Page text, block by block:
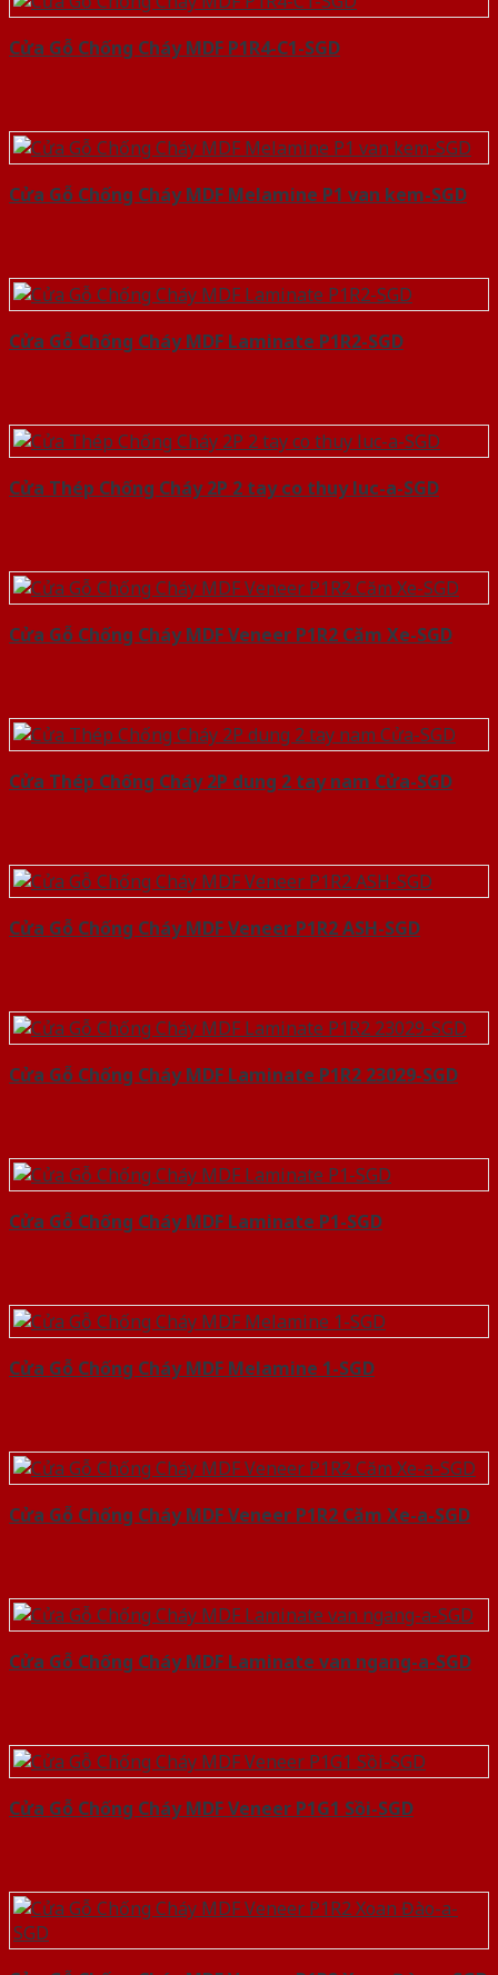
Cửa Gỗ Chống Cháy MDF P1R4-C1-SGD
Cửa Gỗ Chống Cháy MDF Melamine P1 van kem-SGD
Cửa Gỗ Chống Cháy MDF Laminate P1R2-SGD
Cửa Thép Chống Cháy 2P 2 tay co thuy luc-a-SGD
Cửa Gỗ Chống Cháy MDF Veneer P1R2 Căm Xe-SGD
Cửa Thép Chống Cháy 2P dung 2 tay nam Cửa-SGD
Cửa Gỗ Chống Cháy MDF Veneer P1R2 ASH-SGD
Cửa Gỗ Chống Cháy MDF Laminate P1R2 23029-SGD
Cửa Gỗ Chống Cháy MDF Laminate P1-SGD
Cửa Gỗ Chống Cháy MDF Melamine 1-SGD
Cửa Gỗ Chống Cháy MDF Veneer P1R2 Căm Xe-a-SGD
Cửa Gỗ Chống Cháy MDF Laminate van ngang-a-SGD
Cửa Gỗ Chống Cháy MDF Veneer P1G1 Sồi-SGD